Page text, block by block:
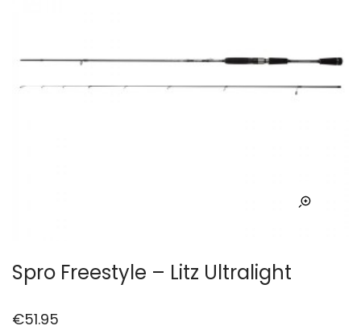
Spro Freestyle – Litz Ultralight
€51.95